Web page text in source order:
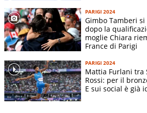
Ottavia Cestonaro
Dariya Derkach
Mattia Furlani
salto
Larissa Iapichino
Claudio Stecchi
salto
Roberta Bruni
salto
Elisa Molinarolo
PARIGI 2024
Gimbo Tamberi
dopo la
moglie Chiara
France di Parigi
PARIGI 2024
Mattia Furlani tra
Rossi: per il
E sui social è già